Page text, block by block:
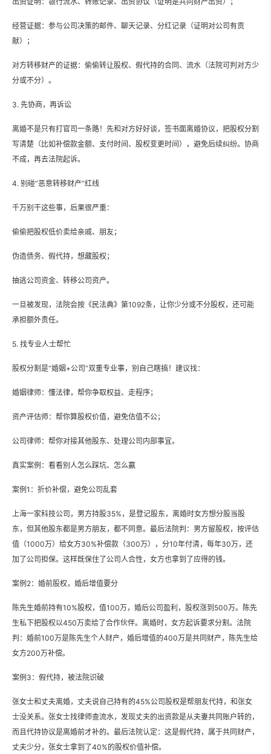
经营证据：参与公司决策的邮件、聊天记录、分红记录（证明对公司有贡
献）；
对方转移财产的证据：偷偷转让股权、假代持的合同、流水（法院可判对方少
分或不分）。
3. 先协商，再诉讼
离婚不是只有打官司一条路！先和对方好好谈，签书面离婚协议，把股权分割
写清楚（比如补偿款金额、支付时间、股权变更时间），避免后续纠纷。协商
不成，再去法院起诉。
4. 别碰“恶意转移财产”红线
千万别干这些事，后果很严重：
偷偷把股权低价卖给亲戚、朋友；
伪造债务、假代持，想藏股权；
抽逃公司资金、转移公司资产。
一旦被发现，法院会按《民法典》第1092条，让你少分或不分股权，还可能
承担额外责任。
5. 找专业人士帮忙
股权分割是“婚姻+公司”双重专业事，别自己瞎搞！建议找：
婚姻律师：懂法律，帮你争取权益、走程序；
资产评估师：帮你算股权价值，避免估值不公；
公司律师：帮你对接其他股东、处理公司内部事宜。
真实案例：看看别人怎么踩坑、怎么赢
案例1：折价补偿，避免公司乱套
上海一家科技公司，男方持股35%，是登记股东，离婚时女方想分股当股
东，但其他股东都是男方朋友，都不同意。最后法院判：男方留股权，按评估
值（1000万）给女方30%补偿款（300万），分10年付清，每年30万，还
加了公司担保。这样既保住了公司人合性，女方也拿到了应得的钱。
案例2：婚前股权，婚后增值要分
陈先生婚前持有10%股权，值100万，婚后公司盈利，股权涨到500万。陈先
生私下把股权以450万卖给了合作伙伴。离婚时，女方起诉要求分割。法院
判：婚前100万是陈先生个人财产，婚后增值的400万是共同财产，陈先生给
女方200万补偿。
案例3：假代持，被法院识破
张女士和丈夫离婚，丈夫说自己持有的45%公司股权是帮朋友代持，和张女
士没关系。张女士找律师查流水，发现丈夫的出资款是从夫妻共同账户转的，
而且代持协议是离婚前才补的。最后法院认定：这是假代持，属于共同财产，
丈夫少分，张女士拿到了40%的股权价值补偿。